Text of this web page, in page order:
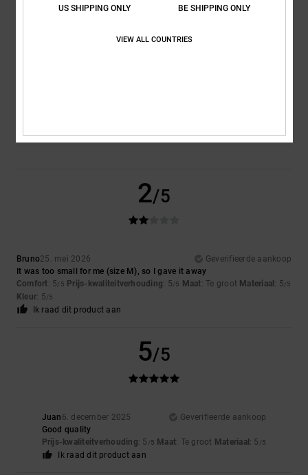
5.0
5.0
2/5
Bruno25. mei 2026
Geverifieerde aankoop
It was too small for me (size M), so I gave it away
Comfort: 5/5 Prijs-kwaliteitverhouding: 5/5 Maat: Te groot Materiaal : 5/5
Kleur: 5/5
Ik raad dit product aan
5/5
Juan 6. december 2025
Geverifieerde aankoop
Good quality
Prijs-kwaliteitverhouding: 5 /5 Maat: Te groot Materiaal : 5 /5
Ik raad dit product aan
US SHIPPING ONLY BE SHIPPING ONLY
VIEW ALL COUNTRIES